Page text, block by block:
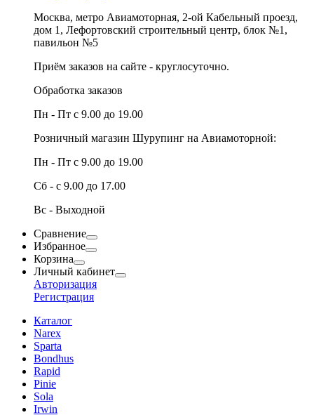
Москва, метро Авиамоторная, 2-ой Кабельный проезд,
дом 1, Лефортовский строительный центр, блок №1,
павильон №5
Приём заказов на сайте - круглосуточно.
Обработка заказов
Пн - Пт с 9.00 до 19.00
Розничный магазин Шурупинг на Авиамоторной:
Пн - Пт с 9.00 до 19.00
Сб - с 9.00 до 17.00
Вс - Выходной
Сравнение
Избранное
Корзина
Личный кабинет
Авторизация
Регистрация
Каталог
Narex
Sparta
Bondhus
Rapid
Pinie
Sola
Irwin